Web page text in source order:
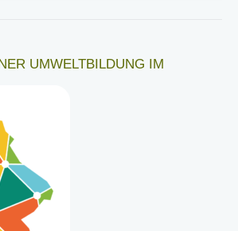
UMWELTBILDUNG IM